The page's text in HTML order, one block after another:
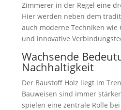
Zimmerer in der Regel eine
Hier werden neben dem
auch moderne Techniken wie
und innovative
Wachsende
Nachhaltigkeit
Der Baustoff Holz liegt im
Bauweisen sind immer
spielen eine zentrale Rolle